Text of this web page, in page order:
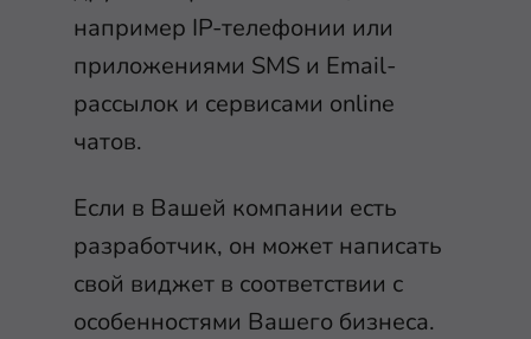
например IP-телефонии или
приложениями SMS и Email-
рассылок и сервисами online
чатов.
Если в Вашей компании есть
разработчик, он может написать
свой виджет в соответствии с
особенностями Вашего бизнеса.